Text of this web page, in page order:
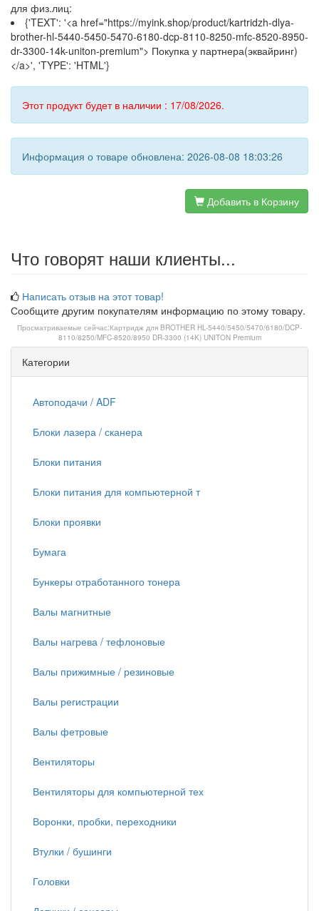
для физ.лиц:
{'TEXT': '<a href="https://myink.shop/product/kartridzh-dlya-
brother-hl-5440-5450-5470-6180-dcp-8110-8250-mfc-8520-8950-
dr-3300-14k-uniton-premium"> Покупка у партнера(эквайринг)
</a>', 'TYPE': 'HTML'}
Этот продукт будет в наличии : 17/08/2026.
Информация о товаре обновлена: 2026-08-08 18:03:26
Добавить в Корзину
Что говорят наши клиенты...
Написать отзыв на этот товар!
Сообщите другим покупателям информацию по этому товару.
Просматриваемые сейчас:Картридж для BROTHER HL-5440/5450/5470/6180/DCP-
8110/8250/MFC-8520/8950 DR-3300 (14K) UNITON Premium
Категории
Автоподачи / ADF
Блоки лазера / сканера
Блоки питания
Блоки питания для компьютерной т
Блоки проявки
Бумага
Бункеры отработанного тонера
Валы магнитные
Валы нагрева / тефлоновые
Валы прижимные / резиновые
Валы регистрации
Валы фетровые
Вентиляторы
Вентиляторы для компьютерной тех
Воронки, пробки, переходники
Втулки / бушинги
Головки